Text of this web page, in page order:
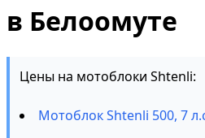
в Белоомуте
Цены на мотоблоки Shtenli:
Мотоблок Shtenli 500, 7